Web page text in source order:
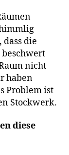
dass die
nicht
haben
Problem ist
Stockwerk.
diese